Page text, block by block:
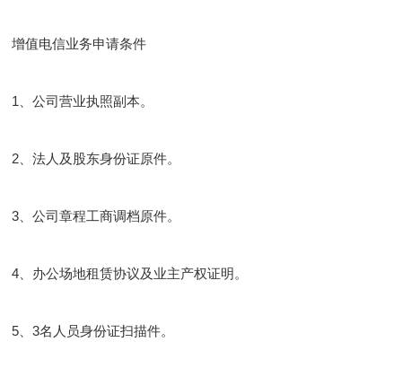
增值电信业务申请条件
1、公司营业执照副本。
2、法人及股东身份证原件。
3、公司章程工商调档原件。
4、办公场地租赁协议及业主产权证明。
5、3名人员身份证扫描件。